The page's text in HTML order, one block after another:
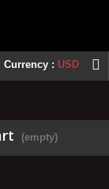
Currency : USD
(empty)